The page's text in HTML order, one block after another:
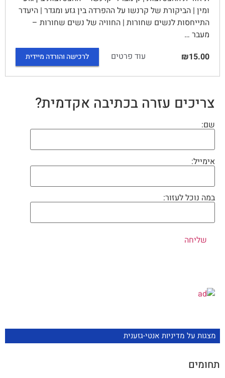
מצגות על מדיניות אנטי-גזענית
ומין | הביקורת של קרנשו על ההפרדה בין גזע ומגדר | היעדר
התייחסות לנשים שחורות | החוויה של נשים שחורות –
מעבר …
₪15.00
עוד פרטים לרכישה והורדה מיידית
צריכים עזרה בכתיבה אקדמית?
שם:
אימייל:
במה נוכל לעזור: